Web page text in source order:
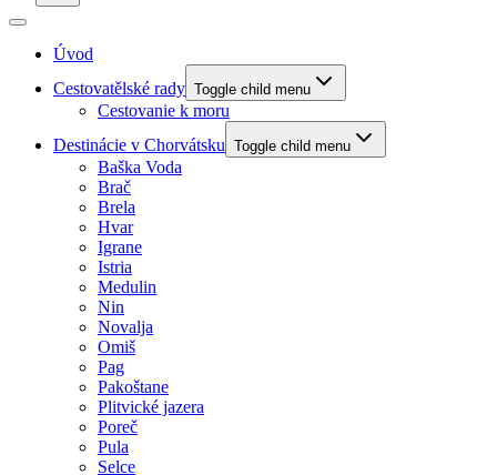
Úvod
Cestovatělské rady Toggle child menu
Cestovanie k moru
Destinácie v Chorvátsku Toggle child menu
Baška Voda
Brač
Brela
Hvar
Igrane
Istria
Medulin
Nin
Novalja
Omiš
Pag
Pakoštane
Plitvické jazera
Poreč
Pula
Selce